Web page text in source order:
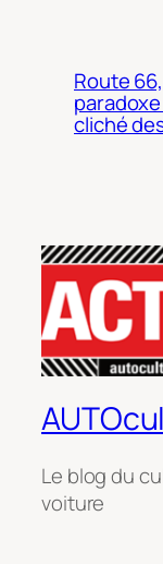
Route
cliché
Le blog du
voiture